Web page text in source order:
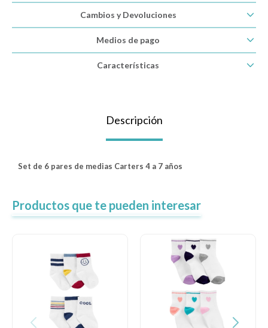
Cambios y Devoluciones
Medios de pago
Características
Descripción
Set de 6 pares de medias Carters 4 a 7 años
Productos que te pueden interesar
Textiles
Bolsos y mochilas maternales
Gift cards
Nuevos
Local MVD Kids